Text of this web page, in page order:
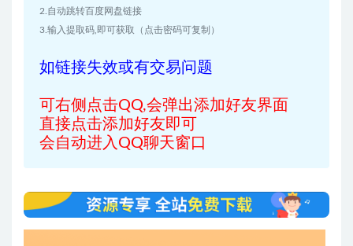
2.自动跳转百度网盘链接
3.输入提取码,即可获取（点击密码可复制）
如链接失效或有交易问题
可右侧点击QQ,会弹出添加好友界面
直接点击添加好友即可
会自动进入QQ聊天窗口